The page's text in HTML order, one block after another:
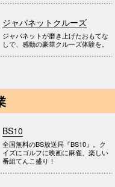
ジャパネットクルーズ
ジャパネットが磨き上げたおもてな
しで、感動の豪華クルーズ体験を。
BS10
全国無料のBS放送局『BS10』。ク
イズにゴルフに映画に麻雀、楽しい
番組てんこ盛り！